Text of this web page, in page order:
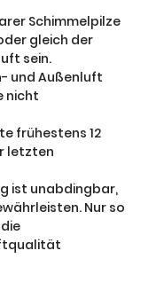
Schimmelpilze
gleich der
sein.
und Außenluft
nicht
frühestens 12
letzten
ist unabdingbar,
Nur so